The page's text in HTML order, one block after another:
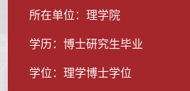
所在单位：理学院
学历：博士研究生毕业
学位：理学博士学位